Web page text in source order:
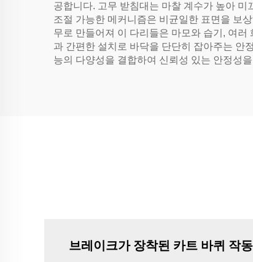
공합니다. 고무 받침대는 마찰 계수가 높아
조절 가능한 메커니즘은 비균일한 표면을 보
무로 만들어져 이 다리들은 마모와 습기, 여
과 간편한 설치로 바닥을 단단히 잡아주는 안
능의 다양성을 결합하여 신뢰성 있는 안정성
브레이크가 장착된 카트 바퀴 작